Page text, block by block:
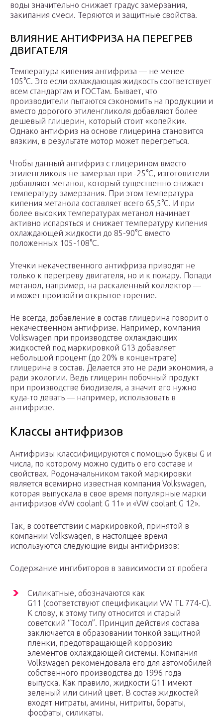
воды значительно снижает градус замерзания,
закипания смеси. Теряются и защитные свойства.
ВЛИЯНИЕ АНТИФРИЗА НА ПЕРЕГРЕВ
ДВИГАТЕЛЯ
Температура кипения антифриза — не менее
105°С. Это если охлаждающая жидкость соответствует
всем стандартам и ГОСТам. Бывает, что
производители пытаются сэкономить на продукции и
вместо дорогого этиленгликоля добавляют более
дешевый глицерин, который стоит «копейки».
Однако антифриз на основе глицерина становится
вязким, в результате мотор может перегреться.
Чтобы данный антифриз с глицерином вместо
этиленгликоля не замерзал при -25°С, изготовители
добавляют метанол, который существенно снижает
температуру замерзания. При этом температура
кипения метанола составляет всего 65,5°С. И при
более высоких температурах метанол начинает
активно испаряться и снижает температуру кипения
охлаждающей жидкости до 85-90°С вместо
положенных 105-108°С.
Утечки некачественного антифриза приводят не
только к перегреву двигателя, но и к пожару. Попади
метанол, например, на раскаленный коллектор —
и может произойти открытое горение.
Не всегда, добавление в состав глицерина говорит о
некачественном антифризе. Например, компания
Volkswagen при производстве охлаждающих
жидкостей под маркировкой G13 добавляет
небольшой процент (до 20% в концентрате)
глицерина в состав. Делается это не ради экономия, а
ради экологии. Ведь глицерин побочный продукт
при производстве биодизеля, а значит его нужно
куда-то девать — например, использовать в
антифризе.
Классы антифризов
Антифризы классифицируются с помощью буквы G и
числа, по которому можно судить о его составе и
свойствах. Родоначальником такой маркировки
является всемирно известная компания Volkswagen,
которая выпускала в свое время популярные марки
антифризов «VW coolant G 11» и «VW coolant G 12».
Так, в соответствии с маркировкой, принятой в
компании Volkswagen, в настоящее время
используются следующие виды антифризов:
Содержание ингибиторов в зависимости от пробега
Силикатные, обозначаются как
G11 (соответствуют спецификации VW TL 774-C).
К слову, к этому типу относится и старый
советский “Тосол”. Принцип действия состава
заключается в образовании тонкой защитной
пленки, предотвращающей коррозию
элементов охлаждающей системы. Компания
Volkswagen рекомендовала его для автомобилей
собственного производства до 1996 года
выпуска. Как правило, жидкости G11 имеют
зеленый или синий цвет. В состав жидкостей
входят нитраты, амины, нитриты, бораты,
фосфаты, силикаты.